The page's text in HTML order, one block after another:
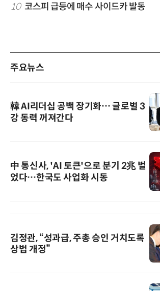
10 코스피 급등에 매수 사이드카 발동
주요뉴스
韓 AI리더십 공백 장기화… 글로벌 3
강 동력 꺼져간다
中 통신사, 'AI 토큰'으로 분기 2兆 벌
었다…한국도 사업화 시동
김정관, “성과급, 주총 승인 거치도록
상법 개정”